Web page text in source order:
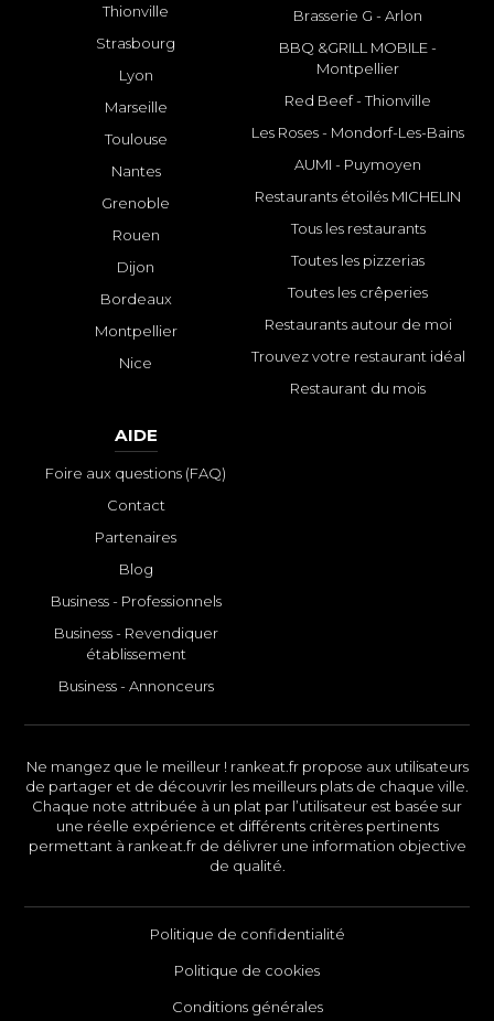
Thionville
Strasbourg
Lyon
Marseille
Toulouse
Nantes
Grenoble
Rouen
Dijon
Bordeaux
Montpellier
Nice
Brasserie G - Arlon
BBQ &GRILL MOBILE -
Montpellier
Red Beef - Thionville
Les Roses - Mondorf-Les-Bains
AUMI - Puymoyen
Restaurants étoilés MICHELIN
Tous les restaurants
Toutes les pizzerias
Toutes les crêperies
Restaurants autour de moi
Trouvez votre restaurant idéal
Restaurant du mois
AIDE
Foire aux questions (FAQ)
Contact
Partenaires
Blog
Business - Professionnels
Business - Revendiquer
établissement
Business - Annonceurs
Ne mangez que le meilleur ! rankeat.fr propose aux utilisateurs
de partager et de découvrir les meilleurs plats de chaque ville.
Chaque note attribuée à un plat par l’utilisateur est basée sur
une réelle expérience et différents critères pertinents
permettant à rankeat.fr de délivrer une information objective
de qualité.
Politique de confidentialité
Politique de cookies
Conditions générales